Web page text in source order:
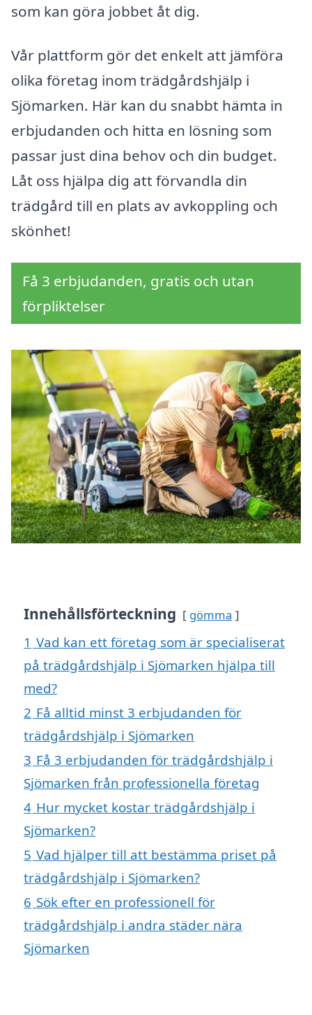
som kan göra jobbet åt dig.
Vår plattform gör det enkelt att jämföra
olika företag inom trädgårdshjälp i
Sjömarken. Här kan du snabbt hämta in
erbjudanden och hitta en lösning som
passar just dina behov och din budget.
Låt oss hjälpa dig att förvandla din
trädgård till en plats av avkoppling och
skönhet!
Få 3 erbjudanden, gratis och utan
förpliktelser
Innehållsförteckning gömma
1 Vad kan ett företag som är specialiserat
på trädgårdshjälp i Sjömarken hjälpa till
med?
2 Få alltid minst 3 erbjudanden för
trädgårdshjälp i Sjömarken
3 Få 3 erbjudanden för trädgårdshjälp i
Sjömarken från professionella företag
4 Hur mycket kostar trädgårdshjälp i
Sjömarken?
5 Vad hjälper till att bestämma priset på
trädgårdshjälp i Sjömarken?
6 Sök efter en professionell för
trädgårdshjälp i andra städer nära
Sjömarken